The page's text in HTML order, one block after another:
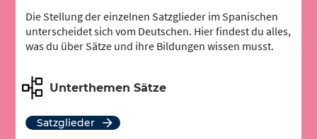
Die Stellung der einzelnen Satzglieder im Spanischen
unterscheidet sich vom Deutschen. Hier findest du alles,
was du über Sätze und ihre Bildungen wissen musst.
Unterthemen Sätze
Satzglieder